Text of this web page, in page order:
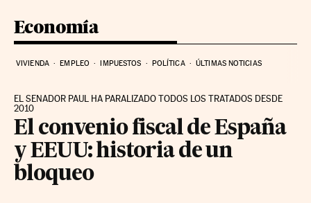
Economía
VIVIENDA EMPLEO IMPUESTOS POLÍTICA ÚLTIMAS NOTICIAS
EL SENADOR PAUL HA PARALIZADO TODOS LOS TRATADOS DESDE
2010
El convenio fiscal de España
y EEUU: historia de un
bloqueo